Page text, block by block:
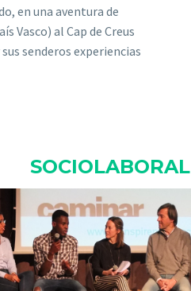
en una aventura de
Vasco) al Cap de Creus
senderos experiencias
SOCIOLABORAL